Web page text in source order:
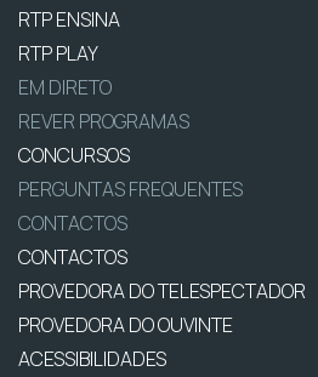
RTP ENSINA
RTP PLAY
EM DIRETO
REVER PROGRAMAS
CONCURSOS
PERGUNTAS FREQUENTES
CONTACTOS
CONTACTOS
PROVEDORA DO TELESPECTADOR
PROVEDORA DO OUVINTE
ACESSIBILIDADES